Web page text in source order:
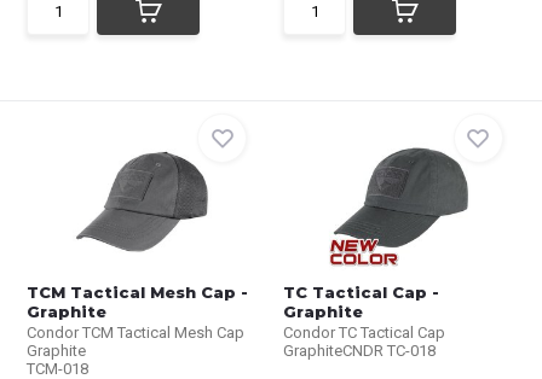
TCM Tactical Mesh Cap -
Graphite
Condor TCM Tactical Mesh Cap
Graphite
TCM-018
TC Tactical Cap -
Graphite
Condor TC Tactical Cap
GraphiteCNDR TC-018